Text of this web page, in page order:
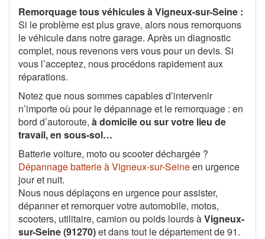
Remorquage tous véhicules à Vigneux-sur-Seine :
Si le problème est plus grave, alors nous remorquons
le véhicule dans notre garage. Après un diagnostic
complet, nous revenons vers vous pour un devis. Si
vous l’acceptez, nous procédons rapidement aux
réparations.
Notez que nous sommes capables d’intervenir
n’importe où pour le dépannage et le remorquage : en
bord d’autoroute, à domicile ou sur votre lieu de
travail, en sous-sol…
Batterie voiture, moto ou scooter déchargée ?
Dépannage batterie à Vigneux-sur-Seineen urgence
jour et nuit.
Nous nous déplaçons en urgence pour assister,
dépanner et remorquer votre automobile, motos,
scooters, utilitaire, camion ou poids lourds àVigneux-
sur-Seine (91270)et dans tout le département de 91.